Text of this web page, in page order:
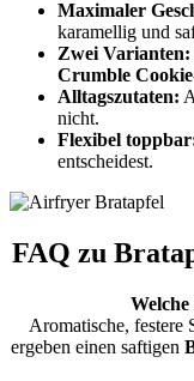
Maximaler
karamellig und
Zwei Varianten:
Crumble Cookie
Alltagszutaten:
nicht.
Flexibel
entscheidest.
FAQ zu
Aromatische, festere
ergeben einen saftigen